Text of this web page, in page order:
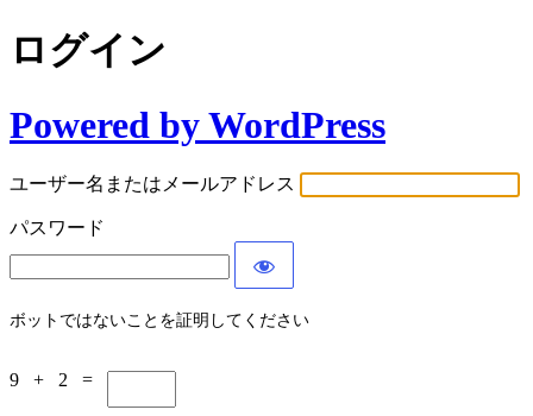
ログイン
Powered by WordPress
ユーザー名またはメールアドレス
パスワード
ボットではないことを証明してください
9 + 2 =